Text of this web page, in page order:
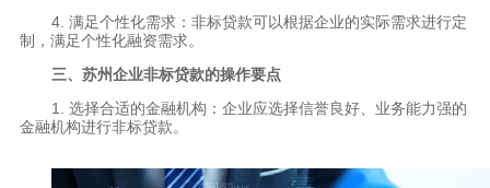
4. 满足个性化需求：非标贷款可以根据企业的实际需求进行定
制，满足个性化融资需求。
三、苏州企业非标贷款的操作要点
1. 选择合适的金融机构：企业应选择信誉良好、业务能力强的
金融机构进行非标贷款。